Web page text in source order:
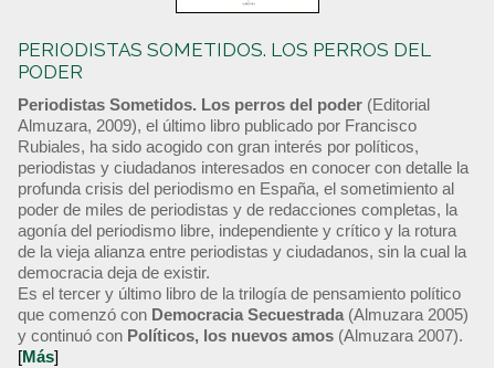
PERIODISTAS SOMETIDOS. LOS PERROS DEL
PODER
Periodistas Sometidos. Los perros del poder (Editorial
Almuzara, 2009), el último libro publicado por Francisco
Rubiales, ha sido acogido con gran interés por políticos,
periodistas y ciudadanos interesados en conocer con detalle la
profunda crisis del periodismo en España, el sometimiento al
poder de miles de periodistas y de redacciones completas, la
agonía del periodismo libre, independiente y crítico y la rotura
de la vieja alianza entre periodistas y ciudadanos, sin la cual la
democracia deja de existir.
Es el tercer y último libro de la trilogía de pensamiento político
que comenzó con Democracia Secuestrada (Almuzara 2005)
y continuó con Políticos, los nuevos amos (Almuzara 2007).
[Más]